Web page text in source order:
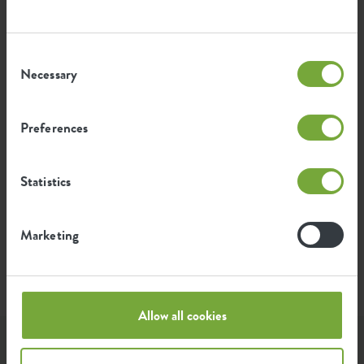
Selection
Necessary
Preferences
Statistics
Marketing
Allow all cookies
Gemiddelde uitstoot van groene
CO2 uitstoot van de elho groep. Om de voetafdruk
Bron: Anthesis 2023